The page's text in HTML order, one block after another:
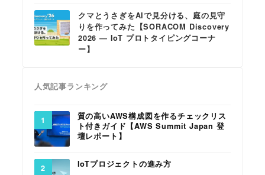
クマとうさぎをAIで見分ける、庭の見守
りを作ってみた【SORACOM Discovery
2026 ― IoT プロトタイピングコーナ
ー】
人気記事ランキング
質の高いAWS構成図を作るチェックリス
ト付きガイド【AWS Summit Japan 登
壇レポート】
IoTプロジェクトの進み方